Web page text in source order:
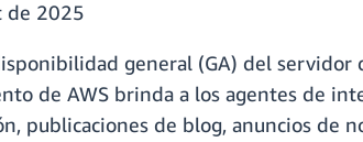
de 2025
general (GA) del
de AWS brinda a los agentes de
publicaciones de blog, anuncios de